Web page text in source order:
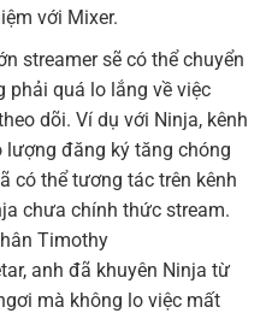
với Mixer.
streamer sẽ có thể chuyển
phải quá lo lắng về việc
dõi. Ví dụ với Ninja, kênh
lượng đăng ký tăng chóng
có thể tương tác trên kênh
chưa chính thức stream.
Timothy
anh đã khuyên Ninja từ
mà không lo việc mất